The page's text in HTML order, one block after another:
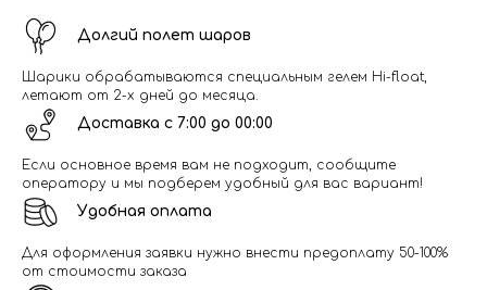
Долгий полет шаров
Шарики обрабатываются специальным гелем Hi-float,
летают от 2-х дней до месяца.
Доставка с 7:00 до 00:00
Если основное время вам не подходит, сообщите
оператору и мы подберем удобный для вас вариант!
Удобная оплата
Для оформления заявки нужно внести предоплату 50-100%
от стоимости заказа